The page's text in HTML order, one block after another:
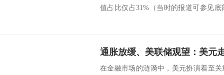
值占比仅占31%（当时的报道可参见
在金融市场的涟漪中，美元扮演着至